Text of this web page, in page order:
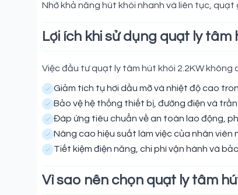
Nhờ khả năng hút khói nhanh và liên tục,
Lợi ích khi sử dụng quạt ly tâm
Việc đầu tư quạt ly tâm hút khói 2.2KW không
Giảm tích tụ hơi dầu mỡ và nhiệt độ cao
Bảo vệ hệ thống thiết bị, đường điện và
Đáp ứng tiêu chuẩn về an toàn lao động,
Nâng cao hiệu suất làm việc của nhân viên
Tiết kiệm điện năng, chi phí vận hành và
Vì sao nên chọn quạt ly tâm